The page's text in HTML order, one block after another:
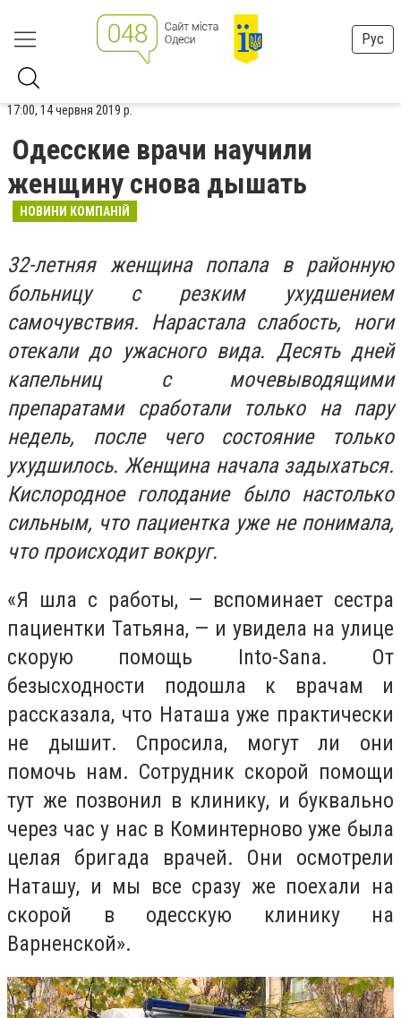
Рус
17:00, 14 червня 2019 р.
Одесские врачи научили
женщину снова дышать
НОВИНИ КОМПАНІЙ
32-летняя женщина попала в районную
больницу с резким ухудшением
самочувствия. Нарастала слабость, ноги
отекали до ужасного вида. Десять дней
капельниц с мочевыводящими
препаратами сработали только на пару
недель, после чего состояние только
ухудшилось. Женщина начала задыхаться.
Кислородное голодание было настолько
сильным, что пациентка уже не понимала,
что происходит вокруг.
«Я шла с работы, — вспоминает сестра
пациентки Татьяна, — и увидела на улице
скорую помощь Into-Sana. От
безысходности подошла к врачам и
рассказала, что Наташа уже практически
не дышит. Спросила, могут ли они
помочь нам. Сотрудник скорой помощи
тут же позвонил в клинику, и буквально
через час у нас в Коминтерново уже была
целая бригада врачей. Они осмотрели
Наташу, и мы все сразу же поехали на
скорой в одесскую клинику на
Варненской».